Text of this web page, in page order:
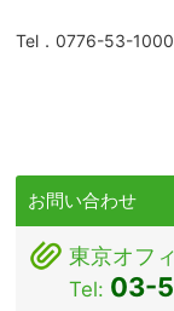
Tel．0776-53-
お問い合わせ
東京オフ
Tel: 03-